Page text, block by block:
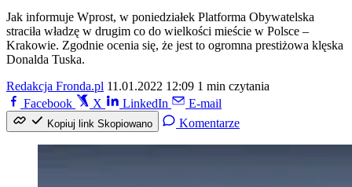
Jak informuje Wprost, w poniedziałek Platforma Obywatelska
straciła władzę w drugim co do wielkości mieście w Polsce –
Krakowie. Zgodnie ocenia się, że jest to ogromna prestiżowa klęska
Donalda Tuska.
Redakcja Fronda.pl 11.01.2022 12:09 1 min czytania
Facebook
X LinkedIn E-mail
Kopiuj link Skopiowano Komentarze